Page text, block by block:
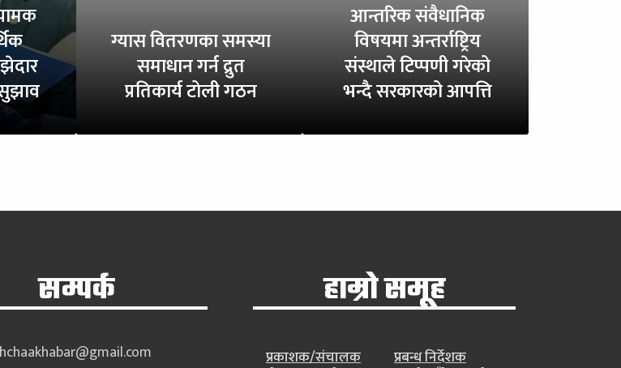
सुझाव
ग्यास वितरणका समस्या
समाधान गर्न द्रुत
प्रतिकार्य टोली गठन
आन्तरिक संवैधानिक
विषयमा अन्तर्राष्ट्रिय
संस्थाले टिप्पणी गरेको
भन्दै सरकारको आपत्ति
सम्पर्क हाम्रो समूह
प्रकाशक/संचालक प्रबन्ध निर्देशक